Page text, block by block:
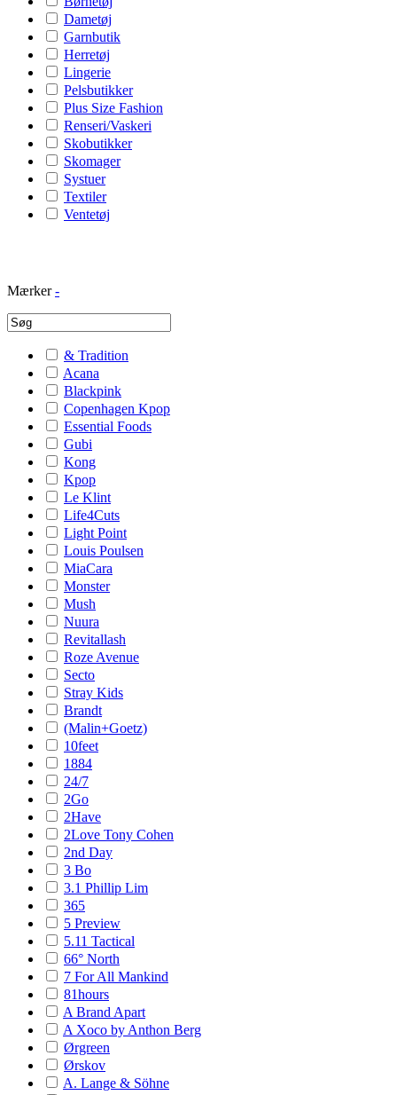
Dametøj
Garnbutik
Herretøj
Lingerie
Pelsbutikker
Plus Size Fashion
Renseri/Vaskeri
Skobutikker
Skomager
Systuer
Textiler
Ventetøj
Mærker -
& Tradition
Acana
Blackpink
Copenhagen Kpop
Essential Foods
Gubi
Kong
Kpop
Le Klint
Life4Cuts
Light Point
Louis Poulsen
MiaCara
Monster
Mush
Nuura
Revitallash
Roze Avenue
Secto
Stray Kids
Brandt
(Malin+Goetz)
10feet
1884
24/7
2Go
2Have
2Love Tony Cohen
2nd Day
3 Bo
3.1 Phillip Lim
365
5 Preview
5.11 Tactical
66° North
7 For All Mankind
81hours
A Brand Apart
A Xoco by Anthon Berg
Ørgreen
Ørskov
A. Lange & Söhne